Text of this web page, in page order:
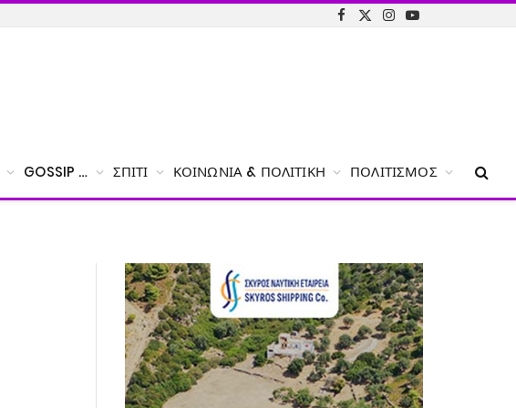
Facebook
X
Instagram
YouTube
GOSSIP … ΣΠΊΤΙ ΚΟΙΝΩΝΊΑ & ΠΟΛΙΤΙΚΉ ΠΟΛΙΤΙΣΜΌΣ